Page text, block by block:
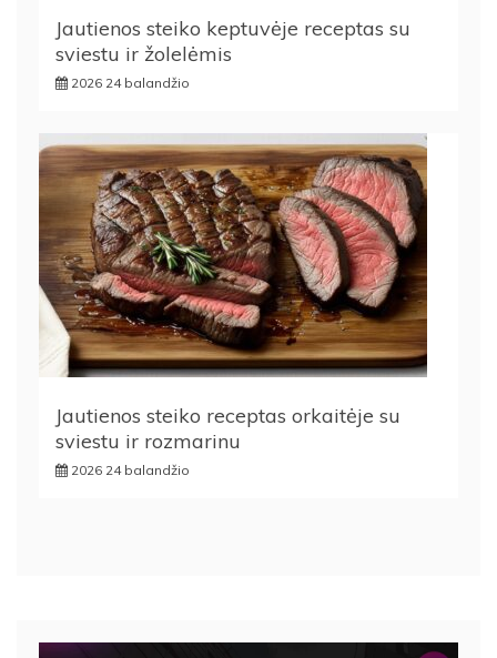
Jautienos steiko keptuvėje receptas su
sviestu ir žolelėmis
2026 24 balandžio
Jautienos steiko receptas orkaitėje su
sviestu ir rozmarinu
2026 24 balandžio